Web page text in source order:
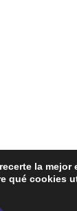
la mejor
qué cookies